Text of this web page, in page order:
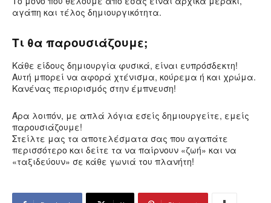
αγάπη και τέλος δημιουργικότητα.
Τι θα παρουσιάζουμε;
Κάθε είδους δημιουργία φυσικά, είναι ευπρόσδεκτη!
Αυτή μπορεί να αφορά χτένισμα, κούρεμα ή και χρώμα.
Κανένας περιορισμός στην έμπνευση!
Άρα λοιπόν, με απλά λόγια εσείς δημιουργείτε, εμείς
παρουσιάζουμε!
Στείλτε μας τα αποτελέσματα σας που αγαπάτε
περισσότερο και δείτε τα να παίρνουν «ζωή» και να
«ταξιδεύουν» σε κάθε γωνιά του πλανήτη!